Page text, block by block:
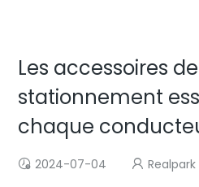
Les accessoires de
stationnement
chaque
2024-07-04 Realpark